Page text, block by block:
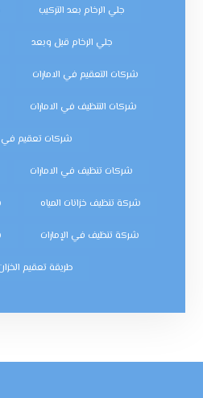
جلي الرخام بعد التركيب
جلي الرخام قبل وبعد
شركات التعقيم في الامارات
شركات التنظيف في الامارات
شركات تعقيم في
شركات تنظيف في الامارات
شركة تنظيف خزانات المياه
شركة تنظيف في الإمارات
طريقة تعقيم